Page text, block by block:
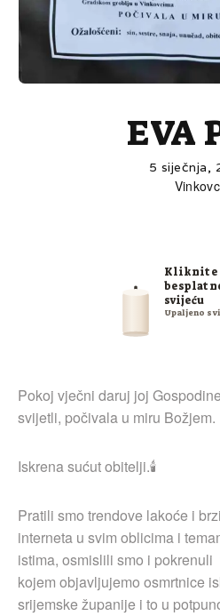
EVA
5 siječnja,
Kliknite
svijeću
Upaljeno
Pokoj vječni daruj joj
svijetli, počivala u miru Božjem.
Iskrena sućut obitelji.🕯
Pratili smo trendove lakoće i
interneta u svim oblicima i
istima, osmislili smo i
kojem objavljujemo osmrtnice
srijemske županije i to u